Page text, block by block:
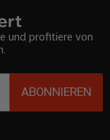
und profitiere von
ABONNIEREN